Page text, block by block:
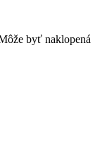
byť naklopená